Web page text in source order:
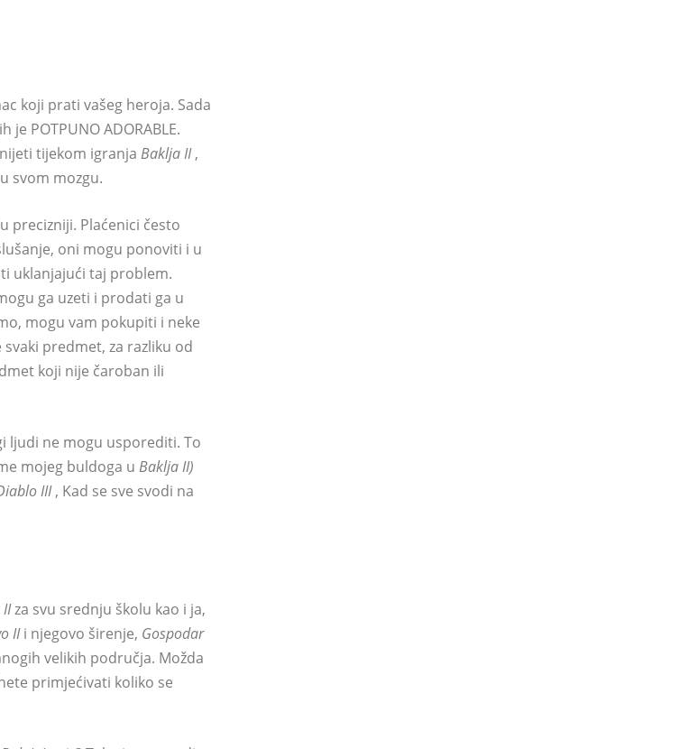
koji prati vašeg heroja. Sada
POTPUNO ADORABLE.
tijekom igranja Baklja II,
svom mozgu.
precizniji. Plaćenici često
oni mogu ponoviti i u
uklanjajući taj problem.
ga uzeti i prodati ga u
mogu vam pokupiti i neke
predmet, za razliku od
koji nije čaroban ili
ljudi ne mogu usporediti. To
mojeg buldoga u Baklja II)
III, Kad se sve svodi na
za svu srednju školu kao i ja,
IIi njegovo širenje, Gospodar
velikih područja. Možda
primjećivati ​​koliko se